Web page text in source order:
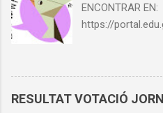
ENCONTRAR EN:
https://
RESULTAT VOTACIÓ